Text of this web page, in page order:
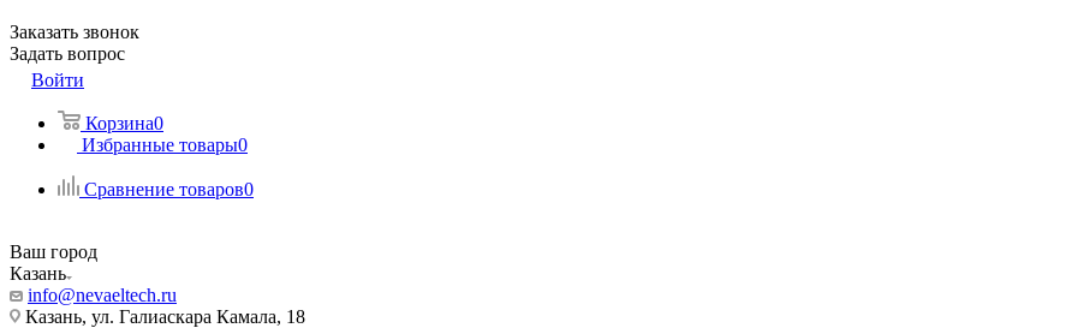
Заказать звонок
Задать вопрос
Войти
Корзина0
Избранные товары0
Сравнение товаров0
Ваш город
Казань
info@nevaeltech.ru
Казань, ул. Галиаскара Камала, 18